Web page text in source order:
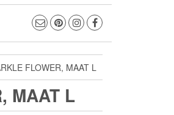
FLOWER, MAAT L
MAAT L